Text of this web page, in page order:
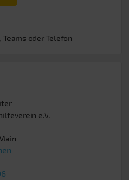
oder Telefon
e.V.